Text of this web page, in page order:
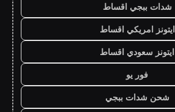
شدات ببجي اقساط
ايتونز امريكي اقساط
ايتونز سعودي اقساط
فور يو
شحن شدات ببجي